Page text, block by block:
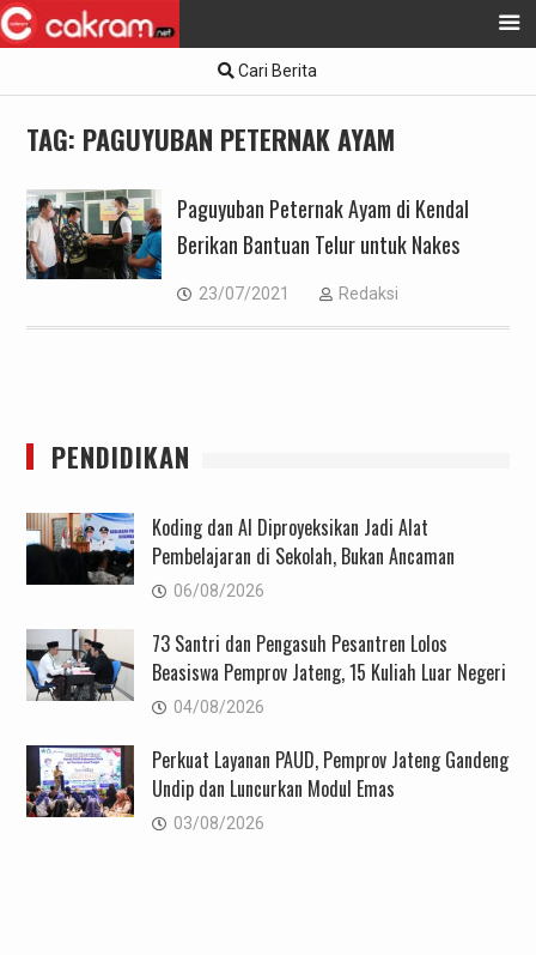
to
Cari Berita
TAG: PAGUYUBAN PETERNAK AYAM
Paguyuban Peternak Ayam di Kendal
Berikan Bantuan Telur untuk Nakes
23/07/2021 Redaksi
PENDIDIKAN
Koding dan AI Diproyeksikan Jadi Alat
Pembelajaran di Sekolah, Bukan Ancaman
06/08/2026
73 Santri dan Pengasuh Pesantren Lolos
Beasiswa Pemprov Jateng, 15 Kuliah Luar Negeri
04/08/2026
Perkuat Layanan PAUD, Pemprov Jateng Gandeng
Undip dan Luncurkan Modul Emas
03/08/2026